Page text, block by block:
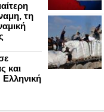
τη
και
Ελληνική